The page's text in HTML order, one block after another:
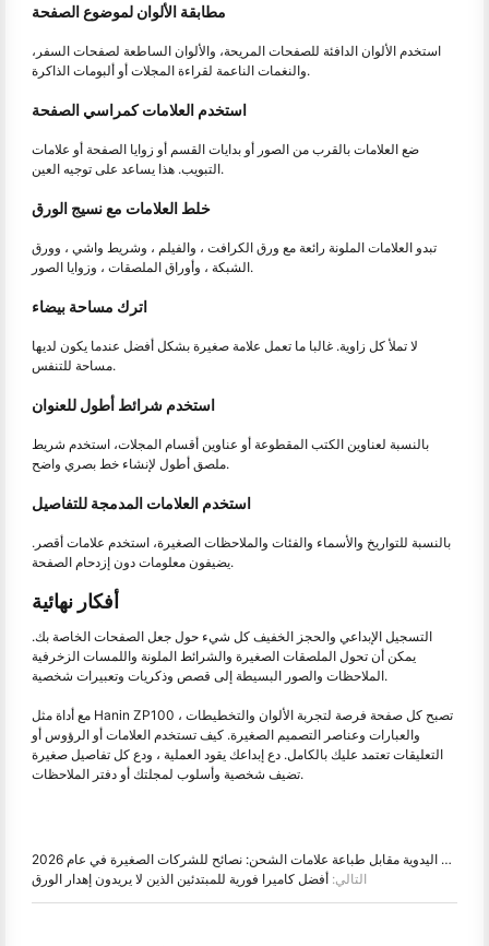
مطابقة الألوان لموضوع الصفحة
استخدم الألوان الدافئة للصفحات المريحة، والألوان الساطعة لصفحات السفر،
والنغمات الناعمة لقراءة المجلات أو ألبومات الذاكرة.
استخدم العلامات كمراسي الصفحة
ضع العلامات بالقرب من الصور أو بدايات القسم أو زوايا الصفحة أو علامات
التبويب. هذا يساعد على توجيه العين.
خلط العلامات مع نسيج الورق
تبدو العلامات الملونة رائعة مع ورق الكرافت ، والفيلم ، وشريط واشي ، وورق
الشبكة ، وأوراق الملصقات ، وزوايا الصور.
اترك مساحة بيضاء
لا تملأ كل زاوية. غالبا ما تعمل علامة صغيرة بشكل أفضل عندما يكون لديها
مساحة للتنفس.
استخدم شرائط أطول للعنوان
بالنسبة لعناوين الكتب المقطوعة أو عناوين أقسام المجلات، استخدم شريط
ملصق أطول لإنشاء خط بصري واضح.
استخدم العلامات المدمجة للتفاصيل
بالنسبة للتواريخ والأسماء والفئات والملاحظات الصغيرة، استخدم علامات أقصر.
يضيفون معلومات دون إزدحام الصفحة.
أفكار نهائية
التسجيل الإبداعي والحجز الخفيف كل شيء حول جعل الصفحات الخاصة بك.
يمكن أن تحول الملصقات الصغيرة والشرائط الملونة واللمسات الزخرفية
الملاحظات والصور البسيطة إلى قصص وذكريات وتعبيرات شخصية.
مع أداة مثل Hanin ZP100 ، تصبح كل صفحة فرصة لتجربة الألوان والتخطيطات
والعبارات وعناصر التصميم الصغيرة. كيف تستخدم العلامات أو الرؤوس أو
التعليقات تعتمد عليك بالكامل. دع إبداعك يقود العملية ، ودع كل تفاصيل صغيرة
تضيف شخصية وأسلوب لمجلتك أو دفتر الملاحظات.
الكتابة اليدوية مقابل طباعة علامات الشحن: نصائح للشركات الصغيرة في عام 2026
التالي: أفضل كاميرا فورية للمبتدئين الذين لا يريدون إهدار الورق